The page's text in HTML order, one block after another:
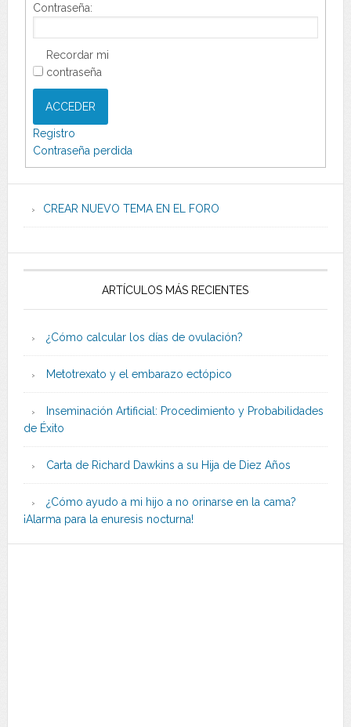
Contraseña:
Recordar mi
contraseña
ACCEDER
Registro
Contraseña perdida
CREAR NUEVO TEMA EN EL FORO
ARTÍCULOS MÁS RECIENTES
¿Cómo calcular los días de ovulación?
Metotrexato y el embarazo ectópico
Inseminación Artificial: Procedimiento y Probabilidades
de Éxito
Carta de Richard Dawkins a su Hija de Diez Años
¿Cómo ayudo a mi hijo a no orinarse en la cama?
¡Alarma para la enuresis nocturna!